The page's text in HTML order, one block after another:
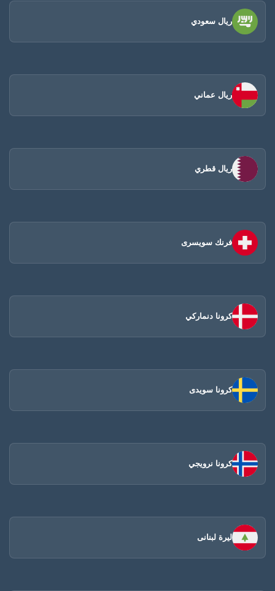
ريال سعودي
ريال عماني
ريال قطري
فرنك سويسرى
كرونا دنماركي
كرونا سويدى
كرونا نرويجي
ليرة لبنانى